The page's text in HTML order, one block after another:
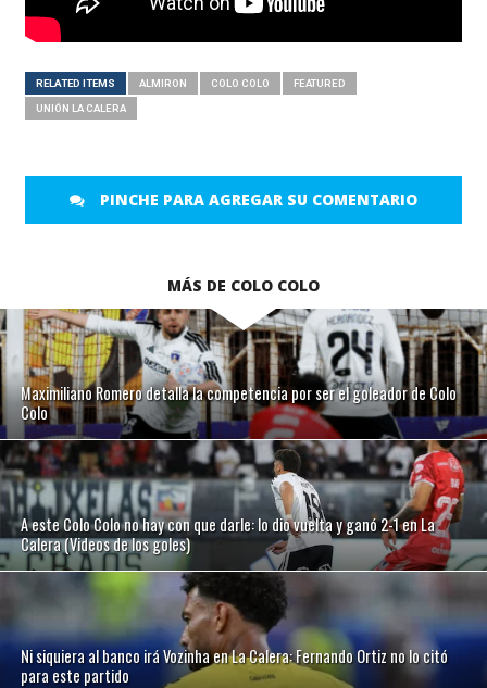
RELATED ITEMS ALMIRON COLO COLO FEATURED
UNIÓN LA CALERA
PINCHE PARA AGREGAR SU COMENTARIO
MÁS DE COLO COLO
Maximiliano Romero detalla la competencia por ser el goleador de Colo
Colo
A este Colo Colo no hay con que darle: lo dio vuelta y ganó 2-1 en La
Calera (Videos de los goles)
Ni siquiera al banco irá Vozinha en La Calera: Fernando Ortiz no lo citó
para este partido